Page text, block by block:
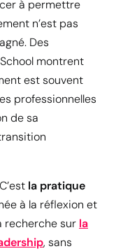
à permettre
n’est pas
Des
montrent
est souvent
professionnelles
de sa
la pratique
à la réflexion et
recherche sur la
, sans